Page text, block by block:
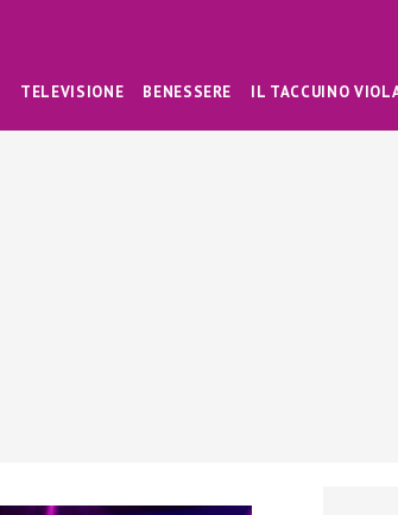
TELEVISIONE BENESSERE IL TACCUINO